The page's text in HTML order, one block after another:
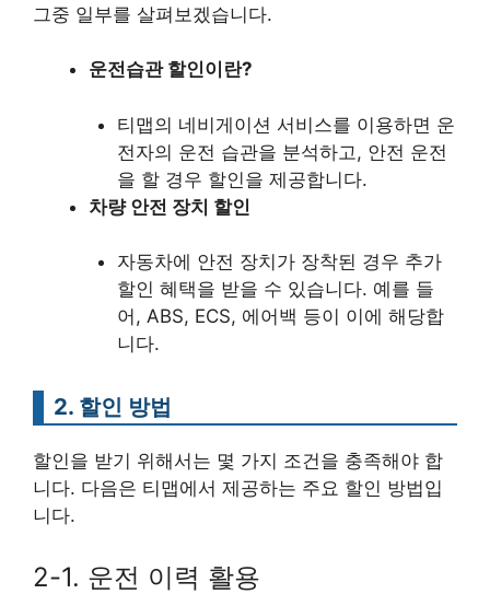
그중 일부를 살펴보겠습니다.
운전습관 할인이란?
티맵의 네비게이션 서비스를 이용하면 운
전자의 운전 습관을 분석하고, 안전 운전
을 할 경우 할인을 제공합니다.
차량 안전 장치 할인
자동차에 안전 장치가 장착된 경우 추가
할인 혜택을 받을 수 있습니다. 예를 들
어, ABS, ECS, 에어백 등이 이에 해당합
니다.
2. 할인 방법
할인을 받기 위해서는 몇 가지 조건을 충족해야 합
니다. 다음은 티맵에서 제공하는 주요 할인 방법입
니다.
2-1. 운전 이력 활용